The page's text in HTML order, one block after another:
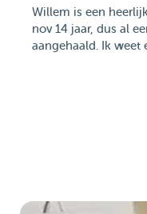
Willem is een
nov 14 jaar, dus al
aangehaald. Ik